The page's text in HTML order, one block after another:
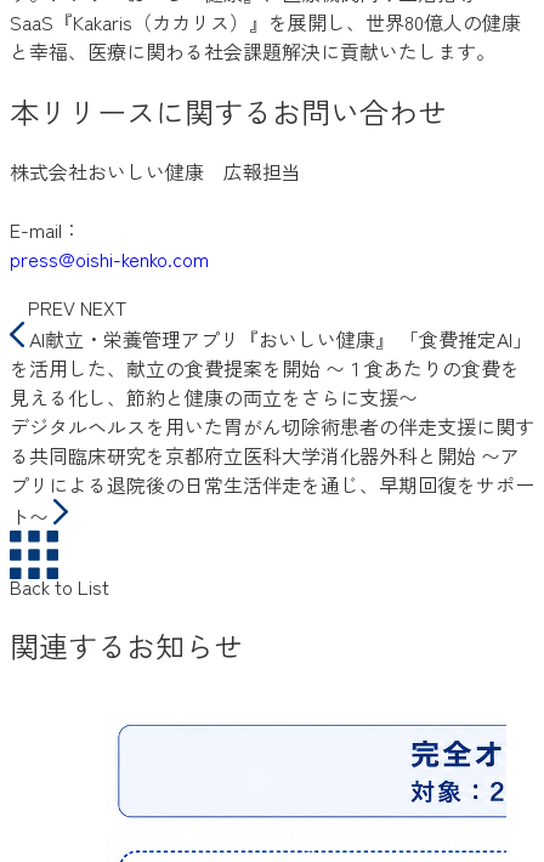
SaaS『Kakaris（カカリス）』を展開し、世界80億人の健康
と幸福、医療に関わる社会課題解決に貢献いたします。
本リリースに関するお問い合わせ
株式会社おいしい健康 広報担当
E-mail：
press@oishi-kenko.com
PREV NEXT
AI献立・栄養管理アプリ『おいしい健康』 「食費推定AI」
を活用した、献立の食費提案を開始 〜１食あたりの食費を
見える化し、節約と健康の両立をさらに支援〜
デジタルヘルスを用いた胃がん切除術患者の伴走支援に関す
る共同臨床研究を京都府立医科大学消化器外科と開始 〜ア
プリによる退院後の日常生活伴走を通じ、早期回復をサポー
ト〜
Back to List
関連するお知らせ